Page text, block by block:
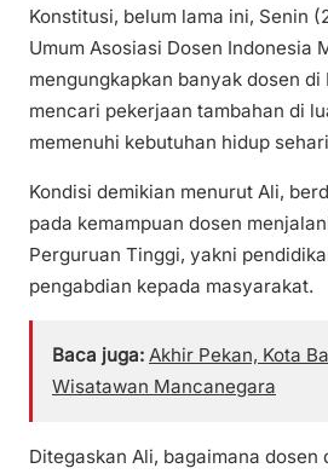
Konstitusi, belum lama ini, Senin
Umum Asosiasi Dosen Indonesia
mengungkapkan banyak dosen
mencari pekerjaan tambahan di
memenuhi kebutuhan hidup
Kondisi demikian menurut Ali,
pada kemampuan dosen
Perguruan Tinggi, yakni
pengabdian kepada masyarakat.
Baca juga: Akhir Pekan, Kota
Wisatawan Mancanegara
Ditegaskan Ali, bagaimana dosen